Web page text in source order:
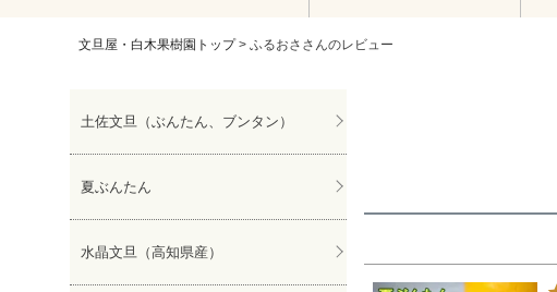
土佐文旦
温室土佐文旦
小夏
フィンガーライム
せとか
文旦屋・白木果樹園トップ ふるおささんのレビュー
土佐文旦（ぶんたん、ブンタン）
夏ぶんたん
水晶文旦（高知県産）